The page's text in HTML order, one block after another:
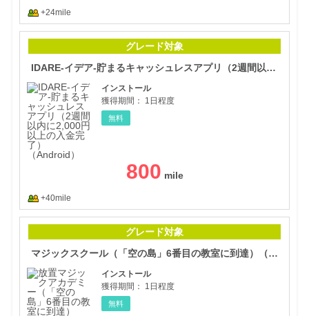
+24mile
グレード対象
IDARE-イデア-貯まるキャッシュレスアプリ（2週間以内に2,000円以上の入金完了）（Android）
インストール
獲得期間：
1日程度
無料
800
+40mile
グレード対象
マジックスクール（「空の島」6番目の教室に到達）（Android）
インストール
獲得期間：
1日程度
無料